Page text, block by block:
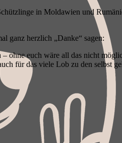
in Moldawien und
ganz herzlich „Danke“ sagen:
ohne euch wäre all das nicht
für das viele Lob zu den selbst